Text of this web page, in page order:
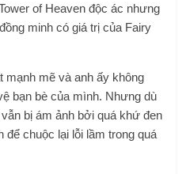
of Heaven độc ác nhưng
minh có giá trị của Fairy
mạnh mẽ và anh ấy không
bạn bè của mình. Nhưng dù
bị ám ảnh bởi quá khứ đen
để chuộc lại lỗi lầm trong quá